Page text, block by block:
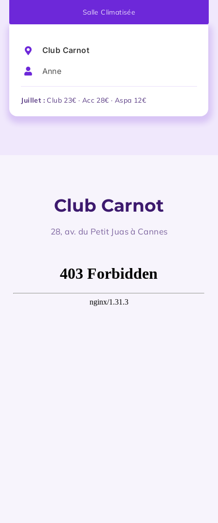
Salle Climatisée
Club Carnot
Anne
Juillet : Club 23€ · Acc 28€ · Aspa 12€
Club Carnot
28, av. du Petit Juas à Cannes